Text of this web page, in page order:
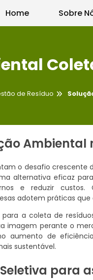
Home Sobre
de Resíduo
Ambiental
o desafio crescente
alternativa eficaz
e reduzir
adotem práticas
a coleta de
imagem perante o
aumento de
sustentável.
para